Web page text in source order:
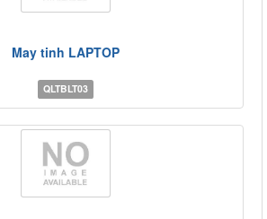
May tinh LAPTOP
QLTBLT03